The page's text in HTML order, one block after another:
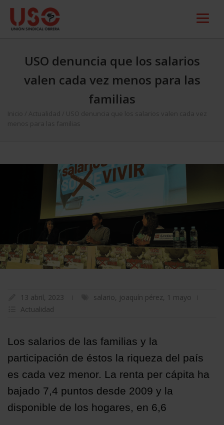
USO denuncia que los salarios
valen cada vez menos para las
familias
Inicio Actualidad
USO denuncia que los salarios valen cada vez
menos para las familias
13 abril, 2023 salario, joaquín pérez, 1 mayo
Actualidad
Los salarios de las familias y la
participación de éstos la riqueza del país
es cada vez menor. La renta per cápita ha
bajado 7,4 puntos desde 2009 y la
disponible de los hogares, en 6,6